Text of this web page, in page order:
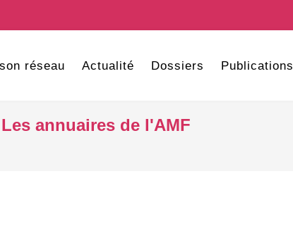
réseau Actualité Dossiers Publications
Les annuaires de l'AMF